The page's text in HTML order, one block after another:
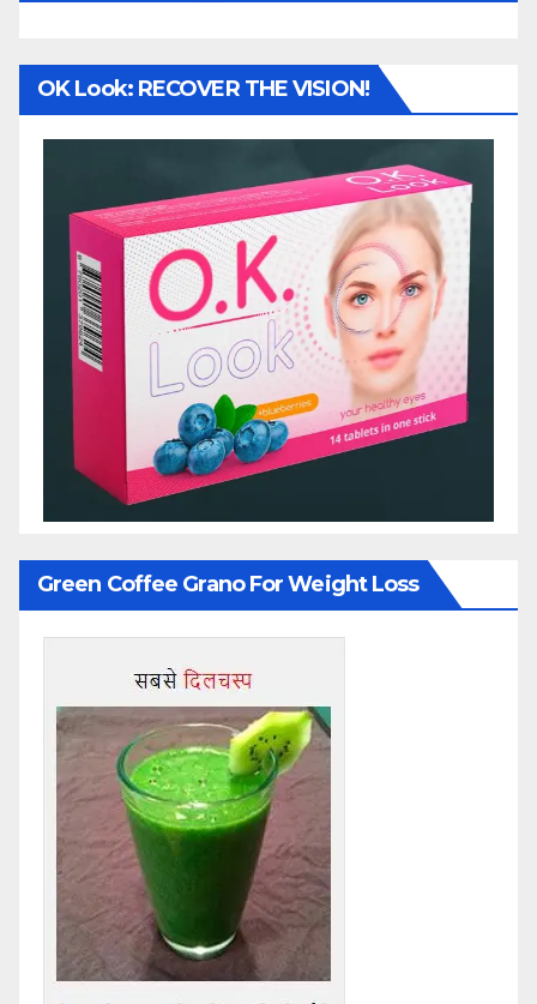
OK Look: RECOVER THE VISION!
Green Coffee Grano For Weight Loss